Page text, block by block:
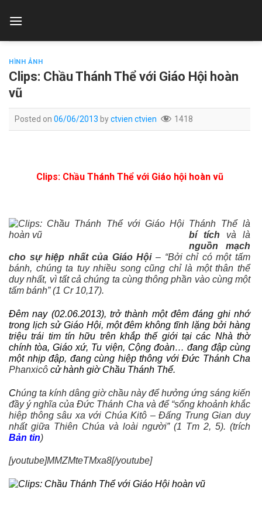
HÌNH ẢNH
Clips: Chầu Thánh Thể với Giáo Hội hoàn
vũ
Posted on 06/06/2013 byctvien ctvien 1418
Clips: Chầu Thánh Thể với Giáo hội hoàn vũ
Thánh Thể là
bí tích và là
nguồn mạch
cho sự hiệp nhất của Giáo Hội– “Bởi chỉ có một tấm
bánh, chúng ta tuy nhiều song cũng chỉ là một thân thể
duy nhất, vì tất cả chúng ta cùng thông phần vào cùng một
tấm bánh” (1 Cr 10,17).
Đêm nay (02.06.2013), trở thành một đêm đáng ghi nhớ
trong lịch sử Giáo Hội, một đêm không tĩnh lặng bởi hàng
triệu trái tim tín hữu trên khắp thế giới tại các Nhà thờ
chính tòa, Giáo xứ, Tu viện, Cộng đoàn… đang đập cùng
một nhịp đập, đang cùng hiệp thông với Đức Thánh Cha
Phanxicô cử hành giờ Chầu Thánh Thể.
Chúng ta kính dâng giờ chầu này để hưởng ứng sáng kiến
đầy ý nghĩa của Đức Thánh Cha và để “sống khoảnh khắc
hiệp thông sâu xa với Chúa Kitô – Đấng Trung Gian duy
nhất giữa Thiên Chúa và loài người‟ (1 Tm 2, 5). (trích
Bản tin)
[youtube]MMZMteTMxa8[/youtube]